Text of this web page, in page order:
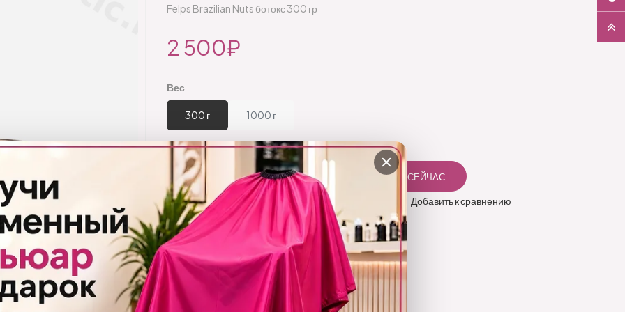
Felps Brazilian Nuts ботокс 300 гр
2 500₽
Вес
300 г 1000 г
Количество:
Добавить в избранное Добавить к сравнению
Бренд:
Код товара:
1120